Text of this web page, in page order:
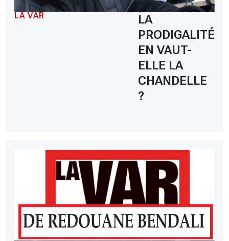
LA VAR
LA
PRODIGALITÉ
EN VAUT-
ELLE LA
CHANDELLE
?